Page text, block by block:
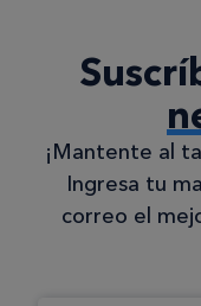
¡Mantente al
Ingresa tu
correo el